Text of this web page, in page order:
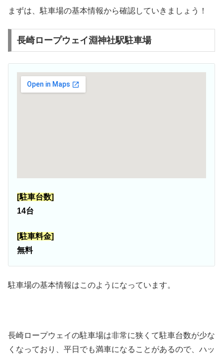
まずは、駐車場の基本情報から確認していきましょう！
長崎ロープウェイ淵神社駅駐車場
[駐車台数]
14台
[駐車料金]
無料
駐車場の基本情報はこのようになっています。
長崎ロープウェイの駐車場は非常に狭くて駐車台数が少な
くなっており、平日でも満車になることがあるので、ハッ